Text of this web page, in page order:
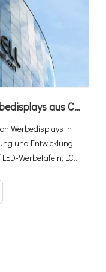
Adhaiwell – Hersteller von Werbedisplays aus China
Werbedisplays in
und Entwicklung,
Werbetafeln, LCD-
und Aussteller der
mit Win-Win-